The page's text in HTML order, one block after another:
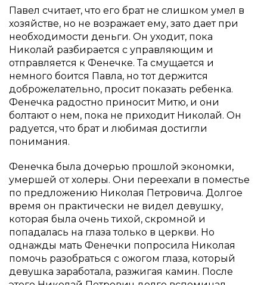
Павел считает, что его брат не слишком умел в
хозяйстве, но не возражает ему, зато дает при
необходимости деньги. Он уходит, пока
Николай разбирается с управляющим и
отправляется к Фенечке. Та смущается и
немного боится Павла, но тот держится
доброжелательно, просит показать ребенка.
Фенечка радостно приносит Митю, и они
болтают о нем, пока не приходит Николай. Он
радуется, что брат и любимая достигли
понимания.
Фенечка была дочерью прошлой экономки,
умершей от холеры. Они переехали в поместье
по предложению Николая Петровича. Долгое
время он практически не видел девушку,
которая была очень тихой, скромной и
попадалась на глаза только в церкви. Но
однажды мать Фенечки попросила Николая
помочь разобраться с ожогом глаза, который
девушка заработала, разжигая камин. После